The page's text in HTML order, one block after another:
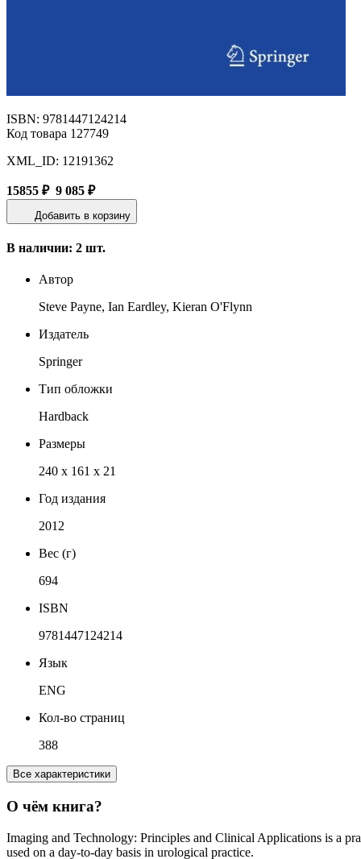
ISBN: 9781447124214
Код товара 127749
XML_ID: 12191362
15855 ₽ 9 085 ₽
Добавить в корзину
В наличии: 2 шт.
Автор
Steve Payne, Ian Eardley, Kieran O'Flynn
Издатель
Springer
Тип обложки
Hardback
Размеры
240 x 161 x 21
Год издания
2012
Вес (г)
694
ISBN
9781447124214
Язык
ENG
Кол-во страниц
388
Все характеристики
О чём книга?
Imaging and Technology: Principles and Clinical Applications is a
used on a day-to-day basis in urological practice.